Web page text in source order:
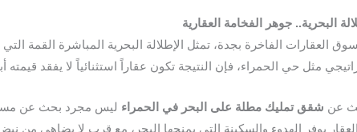
البحرية.. جوهر الفخامة العقارية
العقارات الفاخرة بجدة، تمثل الإطلالة البحرية المباشرة القمة
مثل حي الحمراء، فإن النتيجة تكون عقاراً استثنائياً لا يفقد قيمته
عن شقق تمليك مطلة على البحر في الحمراء ليس مجرد بحث عن
يوفر الهدوء والسكينة التي يمنحها البحر، مع قرب لا يضاهى من